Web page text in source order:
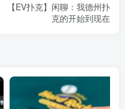
【EV扑克】闲聊：我德州扑
克的开始到现在